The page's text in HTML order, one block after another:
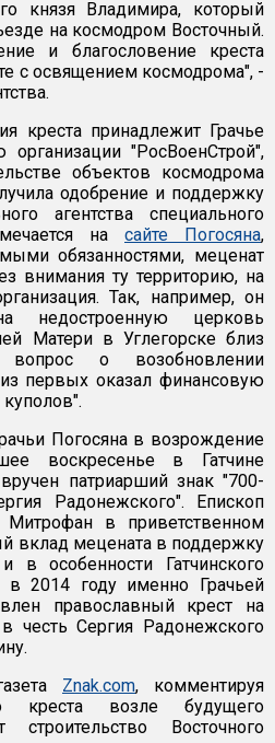
князя Владимира, который
на космодром Восточный.
и благословение креста
с освящением космодрома", -
креста принадлежит Грачье
организации "РосВоенСтрой",
объектов космодрома
одобрение и поддержку
агентства специального
на сайте Погосяна,
обязанностями, меценат
внимания ту территорию, на
Так, например, он
недостроенную церковь
Матери в Углегорске близ
вопрос о возобновлении
первых оказал финансовую
Погосяна в возрождение
воскресенье в Гатчине
патриарший знак "700-
Радонежского". Епископ
в приветственном
вклад мецената в поддержку
в особенности Гатчинского
в 2014 году именно Грачьей
православный крест на
честь Сергия Радонежского
Znak.com, комментируя
креста возле будущего
строительство Восточного